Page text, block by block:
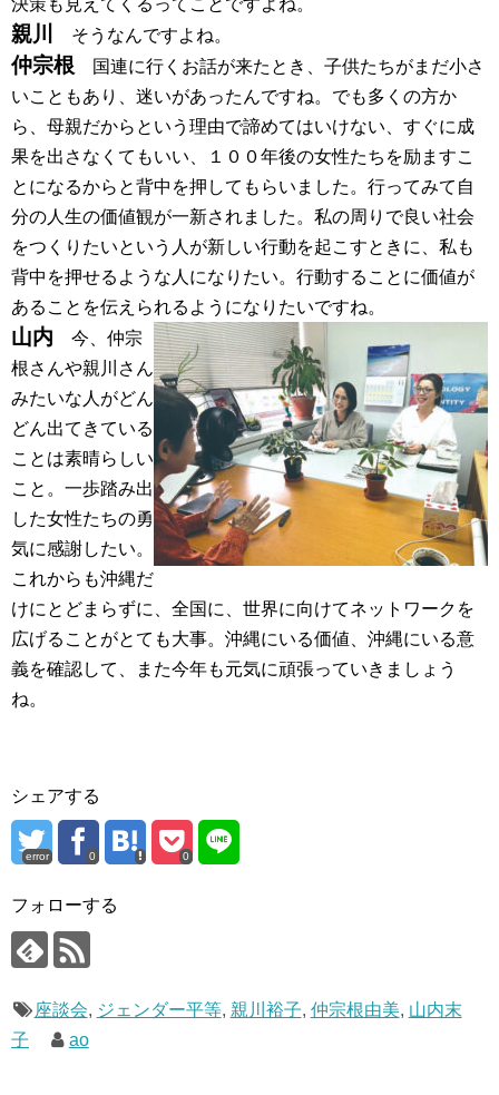
親川 そうなんですよね。
仲宗根 国連に行くお話が来たとき、子供たちがまだ小さ
いこともあり、迷いがあったんですね。でも多くの方か
ら、母親だからという理由で諦めてはいけない、すぐに成
果を出さなくてもいい、１００年後の女性たちを励ますこ
とになるからと背中を押してもらいました。行ってみて自
分の人生の価値観が一新されました。私の周りで良い社会
をつくりたいという人が新しい行動を起こすときに、私も
背中を押せるような人になりたい。行動することに価値が
あることを伝えられるようになりたいですね。
山内 今、仲宗
根さんや親川さん
みたいな人がどん
どん出てきている
ことは素晴らしい
こと。一歩踏み出
した女性たちの勇
気に感謝したい。
これからも沖縄だ
けにとどまらずに、全国に、世界に向けてネットワークを
広げることがとても大事。沖縄にいる価値、沖縄にいる意
義を確認して、また今年も元気に頑張っていきましょう
ね。
シェアする
error 0 0
フォローする
座談会, ジェンダー平等, 親川裕子, 仲宗根由美, 山内末
子
ao